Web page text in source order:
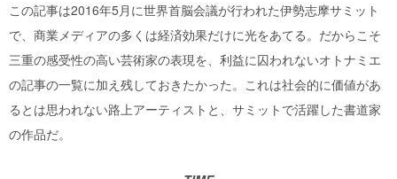
この記事は2016年5月に世界首脳会議が行われた伊勢志摩サミット
で、商業メディアの多くは経済効果だけに光をあてる。だからこそ
三重の感受性の高い芸術家の表現を、利益に囚われないオトナミエ
の記事の一覧に加え残しておきたかった。これは社会的に価値があ
るとは思われない路上アーティストと、サミットで活躍した書道家
の作品だ。